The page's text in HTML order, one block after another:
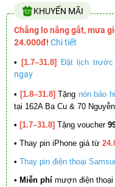
KHUYẾN MÃI
Chẳng lo nắng gắt, mưa
24.000đ! Chi tiết
• [1.7–31.8] Đặt lịch trước
ngay
• [1.8–31.8] Tặng nón bảo
tại 162A Ba Cu & 70
• [1.7–31.8] Tặng voucher
• Thay pin iPhone giá từ
• Thay pin điện thoại
• Miễn phí mượn điện thoại